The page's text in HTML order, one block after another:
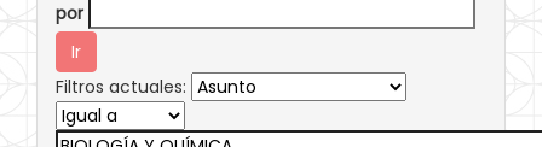
por
Filtros actuales: